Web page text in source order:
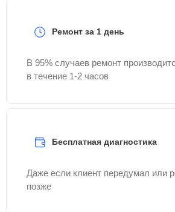
Ремонт за 1 день
В 95% случаев ремонт
в течение 1-2 часов
Бесплатная диагностика
Даже если клиент передумал или
позже